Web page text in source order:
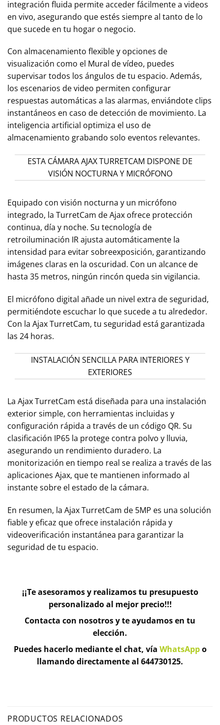
integración fluida permite acceder fácilmente a videos
en vivo, asegurando que estés siempre al tanto de lo
que sucede en tu hogar o negocio.
Con almacenamiento flexible y opciones de
visualización como el Mural de vídeo, puedes
supervisar todos los ángulos de tu espacio. Además,
los escenarios de video permiten configurar
respuestas automáticas a las alarmas, enviándote clips
instantáneos en caso de detección de movimiento. La
inteligencia artificial optimiza el uso de
almacenamiento grabando solo eventos relevantes.
ESTA CÁMARA AJAX TURRETCAM DISPONE DE
VISIÓN NOCTURNA Y MICRÓFONO
Equipado con visión nocturna y un micrófono
integrado, la TurretCam de Ajax ofrece protección
continua, día y noche. Su tecnología de
retroiluminación IR ajusta automáticamente la
intensidad para evitar sobreexposición, garantizando
imágenes claras en la oscuridad. Con un alcance de
hasta 35 metros, ningún rincón queda sin vigilancia.
El micrófono digital añade un nivel extra de seguridad,
permitiéndote escuchar lo que sucede a tu alrededor.
Con la Ajax TurretCam, tu seguridad está garantizada
las 24 horas.
INSTALACIÓN SENCILLA PARA INTERIORES Y
EXTERIORES
La Ajax TurretCam está diseñada para una instalación
exterior simple, con herramientas incluidas y
configuración rápida a través de un código QR. Su
clasificación IP65 la protege contra polvo y lluvia,
asegurando un rendimiento duradero. La
monitorización en tiempo real se realiza a través de las
aplicaciones Ajax, que te mantienen informado al
instante sobre el estado de la cámara.
En resumen, la Ajax TurretCam de 5MP es una solución
fiable y eficaz que ofrece instalación rápida y
videoverificación instantánea para garantizar la
seguridad de tu espacio.
¡¡Te asesoramos y realizamos tu presupuesto
personalizado al mejor precio!!!
Contacta con nosotros y te ayudamos en tu
elección.
Puedes hacerlo mediante el chat, vía WhatsAppo
llamando directamente al 644730125.
PRODUCTOS RELACIONADOS